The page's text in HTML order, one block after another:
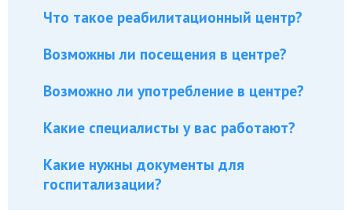
Что такое реабилитационный центр?
Возможны ли посещения в центре?
Возможно ли употребление в центре?
Какие специалисты у вас работают?
Какие нужны документы для
госпитализации?